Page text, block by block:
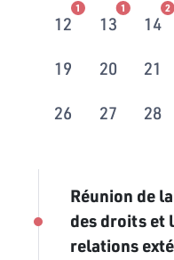
12
1
13
1
14
2
19 20 21
26 27 28
Réunion de
des droits et
relations